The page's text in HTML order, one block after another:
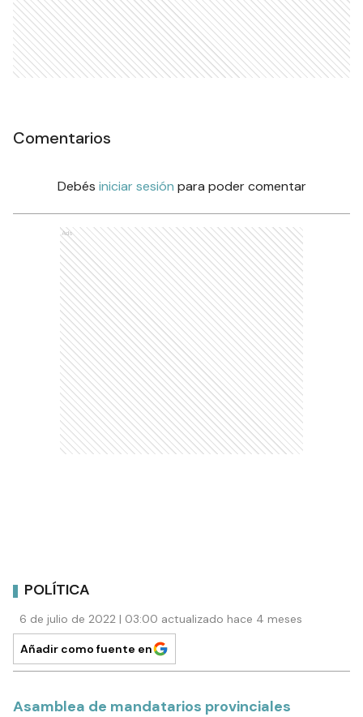
Comentarios
Debés iniciar sesión para poder comentar
Ads
POLÍTICA
6 de julio de 2022 | 03:00 actualizado hace 4 meses
Añadir como fuente en
Asamblea de mandatarios provinciales